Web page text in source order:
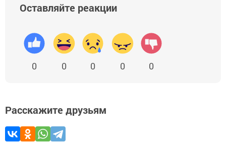
Оставляйте реакции
0 0 0 0 0
Расскажите друзьям